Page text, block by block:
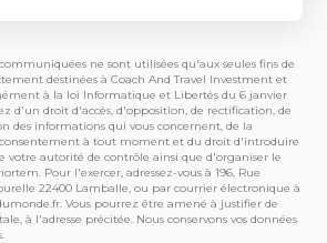
ne sont utilisées qu'aux seules fins de
destinées à Coach And Travel Investment et
à la loi Informatique et Libertés du 6 janvier
d'un droit d'accès, d'opposition, de rectification, de
des informations qui vous concernent, de la
à tout moment et du droit d'introduire
votre autorité de contrôle ainsi que d'organiser le
Pour l'exercer, adressez-vous à 196, Rue
22400 Lamballe, ou par courrier électronique à
. Vous pourrez être amené à justifier de
à l'adresse précitée. Nous conservons vos données